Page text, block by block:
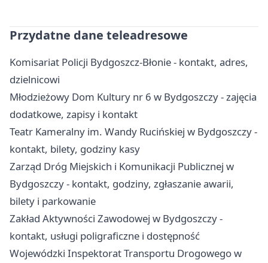
Przydatne dane teleadresowe
Komisariat Policji Bydgoszcz-Błonie - kontakt, adres,
dzielnicowi
Młodzieżowy Dom Kultury nr 6 w Bydgoszczy - zajęcia
dodatkowe, zapisy i kontakt
Teatr Kameralny im. Wandy Rucińskiej w Bydgoszczy -
kontakt, bilety, godziny kasy
Zarząd Dróg Miejskich i Komunikacji Publicznej w
Bydgoszczy - kontakt, godziny, zgłaszanie awarii,
bilety i parkowanie
Zakład Aktywności Zawodowej w Bydgoszczy -
kontakt, usługi poligraficzne i dostępność
Wojewódzki Inspektorat Transportu Drogowego w